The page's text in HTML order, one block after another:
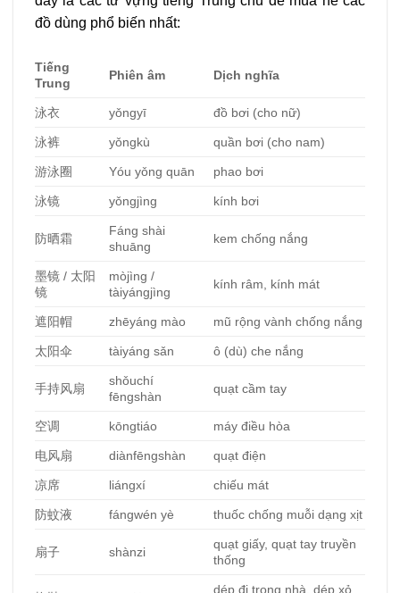
đồ dùng phổ biến nhất:
Tiếng
Trung
Phiên âm Dịch nghĩa
泳衣 yǒngyī đồ bơi (cho nữ)
泳裤 yǒngkù quần bơi (cho nam)
游泳圈 Yóu yǒng quān phao bơi
泳镜 yǒngjìng kính bơi
防晒霜
Fáng shài
shuāng
kem chống nắng
墨镜 / 太阳
镜
mòjìng /
tàiyángjìng
kính râm, kính mát
遮阳帽 zhēyáng mào mũ rộng vành chống nắng
太阳伞 tàiyáng sǎn ô (dù) che nắng
手持风扇
shǒuchí
fēngshàn
quạt cầm tay
空调 kōngtiáo máy điều hòa
电风扇 diànfēngshàn quạt điện
凉席 liángxí chiếu mát
防蚊液 fángwén yè thuốc chống muỗi dạng xịt
扇子 shànzi
quạt giấy, quạt tay truyền
thống
dép đi trong nhà, dép xỏ